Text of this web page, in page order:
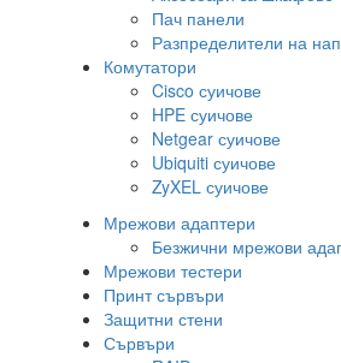
Пач панели
Разпределители на
Комутатори
Cisco суичове
HPE суичове
Netgear суичове
Ubiquiti суичове
ZyXEL суичове
Мрежови адаптери
Безжични мрежови
Мрежови тестери
Принт сървъри
Защитни стени
Сървъри